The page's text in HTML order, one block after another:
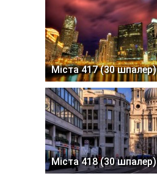
Міста 417 (30 шпалер)
Міста 418 (30 шпалер)